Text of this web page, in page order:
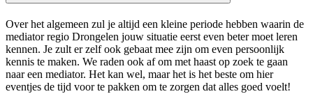
Over het algemeen zul je altijd een kleine periode hebben waarin de
mediator regio Drongelen jouw situatie eerst even beter moet leren
kennen. Je zult er zelf ook gebaat mee zijn om even persoonlijk
kennis te maken. We raden ook af om met haast op zoek te gaan
naar een mediator. Het kan wel, maar het is het beste om hier
eventjes de tijd voor te pakken om te zorgen dat alles goed voelt!